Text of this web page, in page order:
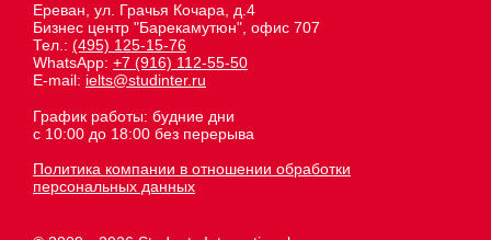
Ереван, ул. Грачья Кочара, д.4
Бизнес центр "Барекамутюн", офис 707
Тел.: (495) 125-15-76
WhatsApp: +7 (916) 112-55-50
E-mail: ielts@studinter.ru
График работы: будние дни
с 10:00 до 18:00 без перерыва
Политика компании в отношении обработки
персональных данных